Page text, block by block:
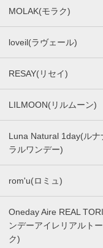
MOLAK(モラク)
loveil(ラヴェール)
RESAY(リセイ)
LILMOON(リルムーン)
Luna Natural 1day(ルナ
ラルワンデー)
rom'u(ロミュ)
Oneday Aire REAL
ンデーアイレリアルト
ク)